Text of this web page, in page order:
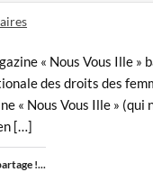
« Nous Vous Ille »
des droits des
« Nous Vous Ille »
[…]
!...